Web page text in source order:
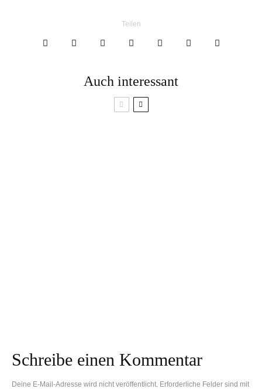
Teilen
Auch interessant
Schreibe einen Kommentar
Deine E-Mail-Adresse wird nicht veröffentlicht. Erforderliche Felder sind mit